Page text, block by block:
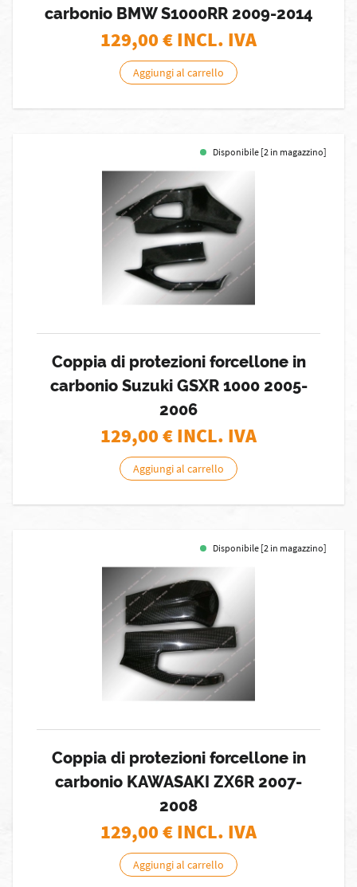
carbonio BMW S1000RR 2009-2014
129,00€ INCL. IVA
Aggiungi al carrello
Disponibile [2 in magazzino]
Coppia di protezioni forcellone in
carbonio Suzuki GSXR 1000 2005-
2006
129,00€ INCL. IVA
Aggiungi al carrello
Disponibile [2 in magazzino]
Coppia di protezioni forcellone in
carbonio KAWASAKI ZX6R 2007-
2008
129,00€ INCL. IVA
Aggiungi al carrello